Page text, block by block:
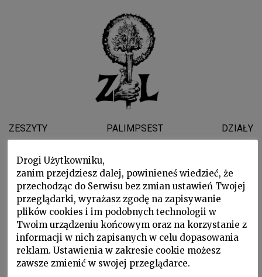
ZESZYTY PALIMPSEST DZIAŁY
JERZY JEDLICKI
Drogi Użytkowniku,
zanim przejdziesz dalej, powinieneś wiedzieć, że
przechodząc do Serwisu bez zmian ustawień Twojej
przeglądarki, wyrażasz zgodę na zapisywanie
plików cookies i im podobnych technologii w
Twoim urządzeniu końcowym oraz na korzystanie z
informacji w nich zapisanych w celu dopasowania
reklam. Ustawienia w zakresie cookie możesz
zawsze zmienić w swojej przeglądarce.